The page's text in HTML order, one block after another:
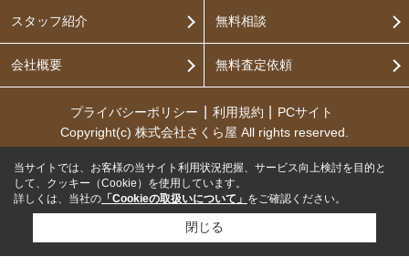
スタッフ紹介
会社概要
無料相談
無料査定依頼
プライバシーポリシー 利用規約
PCサイト
Copyright(c) 株式会社さくら屋 All rights reserved.
当サイトでは、お客様の当サイト利用状況把握、サービス向上検討を目的と
して、クッキー（Cookie）を使用しています。
詳しくは、当社の 「Cookieの取扱いについて」 をご確認ください。
閉じる